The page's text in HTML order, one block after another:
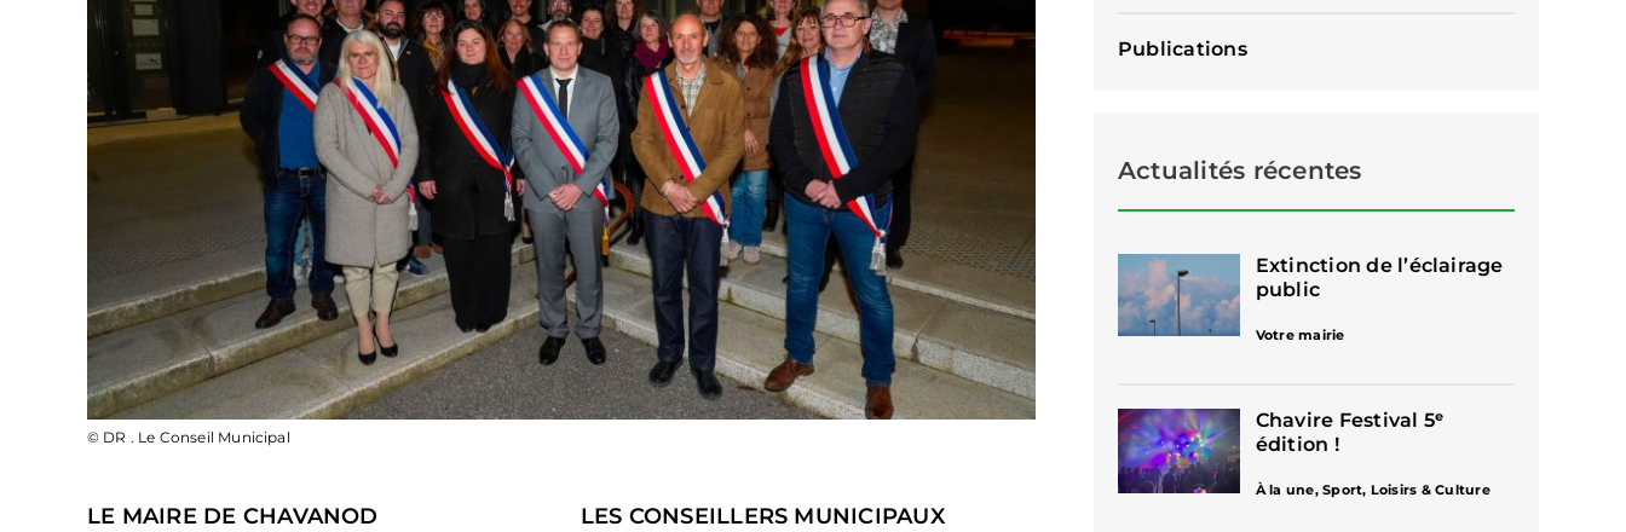
© DR . Le Conseil Municipal
LE MAIRE DE CHAVANOD
LES CONSEILLERS MUNICIPAUX
Publications
Actualités récentes
Extinction de l’éclairage
public
Votre mairie
Chavire Festival 5ᵉ
édition !
À la une,Sport, Loisirs & Culture